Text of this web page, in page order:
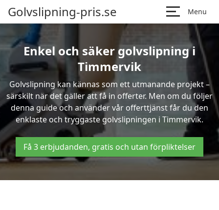
Golvslipning-pris.se Menu
Enkel och säker golvslipning i
Timmervik
Golvslipning kan kännas som ett utmanande projekt –
särskilt när det gäller att få in offerter. Men om du följer
denna guide och använder vår offerttjänst får du den
enklaste och tryggaste golvslipningen i Timmervik.
Få 3 erbjudanden, gratis och utan förpliktelser